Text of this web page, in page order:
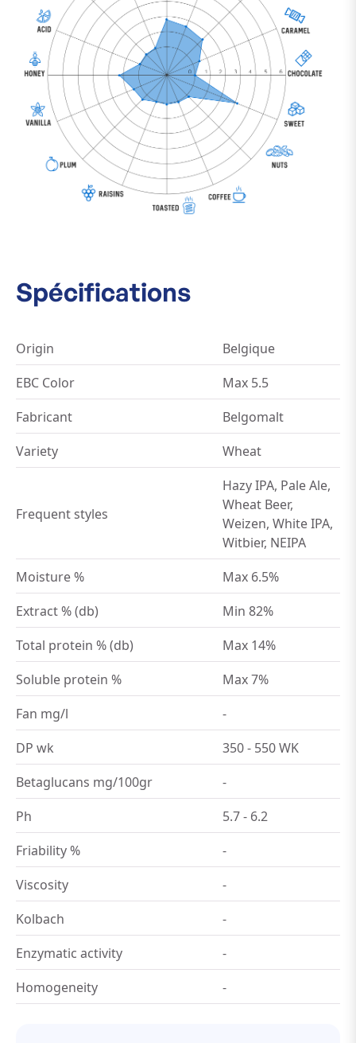
Spécifications
Origin
Belgique
EBC Color
Max 5.5
Fabricant
Belgomalt
Variety
Wheat
Frequent styles
Hazy IPA, Pale Ale,
Wheat Beer,
Weizen, White IPA,
Witbier, NEIPA
Moisture %
Max 6.5%
Extract % (db)
Min 82%
Total protein % (db)
Max 14%
Soluble protein %
Max 7%
Fan mg/l
-
DP wk
350 - 550 WK
Betaglucans mg/100gr
-
Ph
5.7 - 6.2
Friability %
-
Viscosity
-
Kolbach
-
Enzymatic activity
-
Homogeneity
-